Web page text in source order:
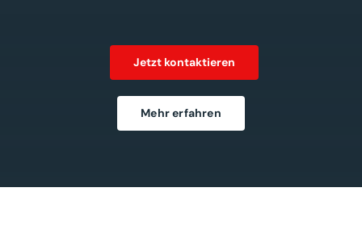
Jetzt kontaktieren
Mehr erfahren